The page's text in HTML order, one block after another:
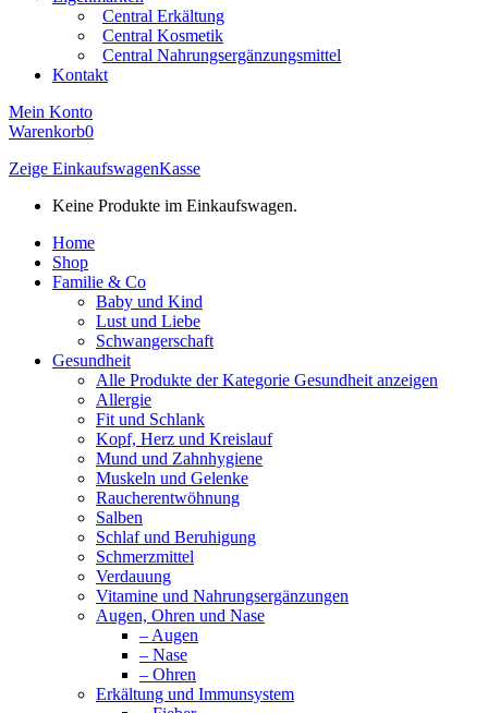
Central Erkältung
Central Kosmetik
Central Nahrungsergänzungsmittel
Kontakt
Mein Konto
Warenkorb0
Zeige EinkaufswagenKasse
Keine Produkte im Einkaufswagen.
Home
Shop
Familie & Co
Baby und Kind
Lust und Liebe
Schwangerschaft
Gesundheit
Alle Produkte der Kategorie Gesundheit anzeigen
Allergie
Fit und Schlank
Kopf, Herz und Kreislauf
Mund und Zahnhygiene
Muskeln und Gelenke
Raucherentwöhnung
Salben
Schlaf und Beruhigung
Schmerzmittel
Verdauung
Vitamine und Nahrungsergänzungen
Augen, Ohren und Nase
– Augen
– Nase
– Ohren
Erkältung und Immunsystem